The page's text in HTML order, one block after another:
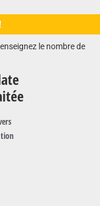
le nombre de